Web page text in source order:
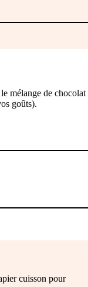
mélange de chocolat
goûts).
cuisson pour